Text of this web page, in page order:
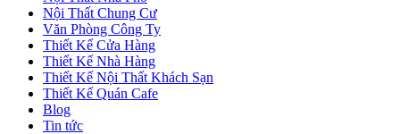
Nội Thất Chung Cư
Văn Phòng Công Ty
Thiết Kế Cửa Hàng
Thiết Kế Nhà Hàng
Thiết Kế Nội Thất Khách Sạn
Thiết Kế Quán Cafe
Blog
Tin tức